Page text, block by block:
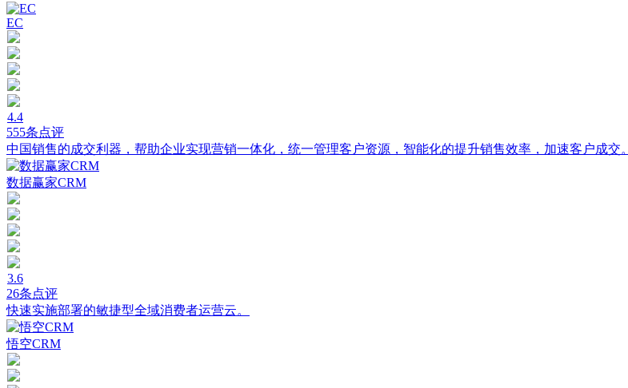
EC
4.4
555条点评
中国销售的成交利器，帮助企业实现营销一体化，统一管理客户资源，智能化的提升销售效率，加速客户成交。
数据赢家CRM
3.6
26条点评
快速实施部署的敏捷型全域消费者运营云。
悟空CRM